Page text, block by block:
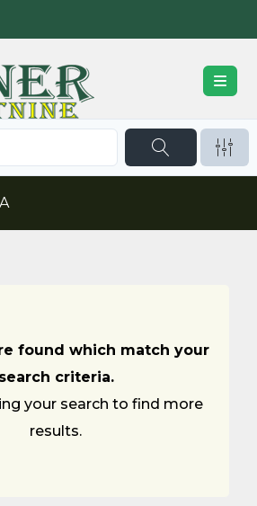
found which match your
search criteria.
your search to find more
results.